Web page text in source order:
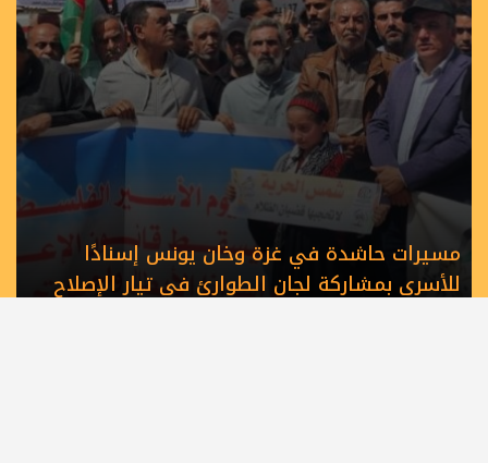
مسيرات حاشدة في غزة وخان يونس إسنادًا
للأسرى بمشاركة لجان الطوارئ في تيار الإصلاح